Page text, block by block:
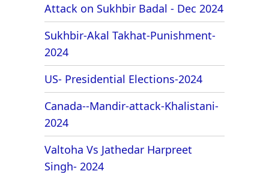
Attack on Sukhbir Badal - Dec 2024
Sukhbir-Akal Takhat-Punishment-
2024
US- Presidential Elections-2024
Canada--Mandir-attack-Khalistani-
2024
Valtoha Vs Jathedar Harpreet
Singh- 2024